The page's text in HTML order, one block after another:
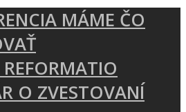
MÁME ČO
REFORMATIO
O ZVESTOVANÍ